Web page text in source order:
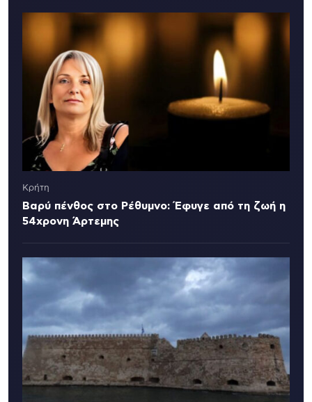
Κρήτη
Βαρύ πένθος στο Ρέθυμνο: Έφυγε από τη ζωή η
54χρονη Άρτεμης